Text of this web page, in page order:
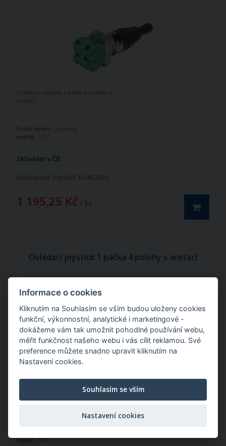
Skladem v ČR
Můžete mít: Pondělí 10.08.2026
1 195,25 Kč / ks
Ovládací joystick 1 páčka 2 polohy s
aretací
Počet funkcí:
2 polohy
napětí:
12 V
Ovládací joystick 1 páčka 4 polohy s aretací
Katalogové číslo: 12317
napětí:12 V
Informace o cookies
Kliknutím na Souhlasím se vším budou uloženy cookies
funkční, výkonnostní, analytické i marketingové -
dokážeme vám tak umožnit pohodlné používání webu,
měřit funkčnost našeho webu i vás cílit reklamou. Své
preference můžete snadno upravit kliknutím na
Nastavení cookies.
Souhlasím se vším
Nastavení cookies